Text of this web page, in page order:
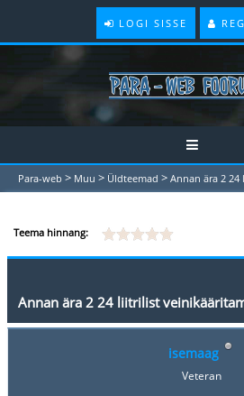
LOGI SISSE
Para-web > Muu > Üldteemad > Annan ära 2
Teema hinnang:
Annan ära 2 24 liitrilist
isemaag
Veteran